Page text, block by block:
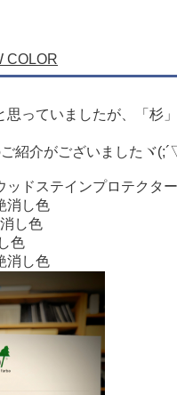
COLOR
思っていましたが、「杉
紹介がございましたヾ
ッドステインプロテクター
消し色
し色
色
消し色